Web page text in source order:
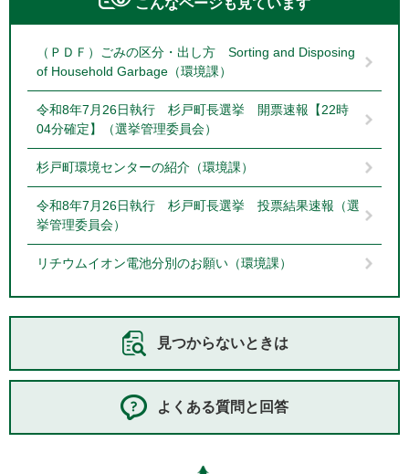
こんなページも見ています
（ＰＤＦ）ごみの区分・出し方 Sorting and Disposing
of Household Garbage（環境課）
令和8年7月26日執行 杉戸町長選挙 開票速報【22時
04分確定】（選挙管理委員会）
杉戸町環境センターの紹介（環境課）
令和8年7月26日執行 杉戸町長選挙 投票結果速報（選
挙管理委員会）
リチウムイオン電池分別のお願い（環境課）
見つからないときは
よくある質問と回答